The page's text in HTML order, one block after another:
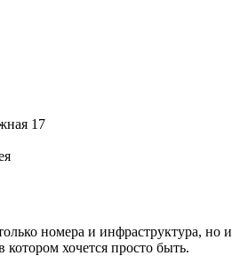
17
номера и инфраструктура, но и
котором хочется просто быть.